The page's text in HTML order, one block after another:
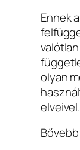
Ennek
olyan
elveivel.